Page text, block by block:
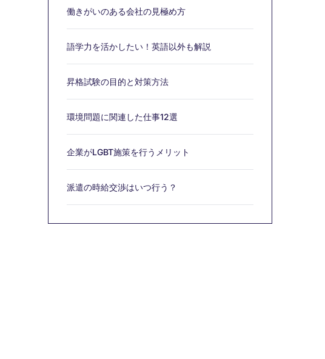
働きがいのある会社の見極め方
語学力を活かしたい！英語以外も解説
昇格試験の目的と対策方法
環境問題に関連した仕事12選
企業がLGBT施策を行うメリット
派遣の時給交渉はいつ行う？